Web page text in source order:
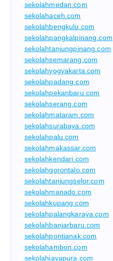
sekolahmedan.com
sekolahaceh.com
sekolahbengkulu.com
sekolahpangkalpinang.com
sekolahtanjungpinang.com
sekolahsemarang.com
sekolahyogyakarta.com
sekolahpadang.com
sekolahpekanbaru.com
sekolahserang.com
sekolahmataram.com
sekolahsurabaya.com
sekolahpalu.com
sekolahmakassar.com
sekolahkendari.com
sekolahgorontalo.com
sekolahtanjungselor.com
sekolahmanado.com
sekolahkupang.com
sekolahpalangkaraya.com
sekolahbanjarbaru.com
sekolahpontianak.com
sekolahambon.com
sekolahjayapura.com